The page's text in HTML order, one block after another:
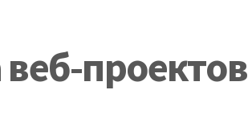
проектов